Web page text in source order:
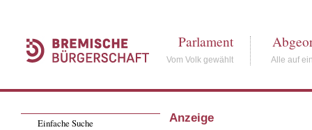
Parlament
Vom Volk gewählt Alle auf
Einfache Suche
Anzeige